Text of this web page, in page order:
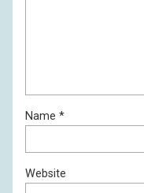
Name *
Website